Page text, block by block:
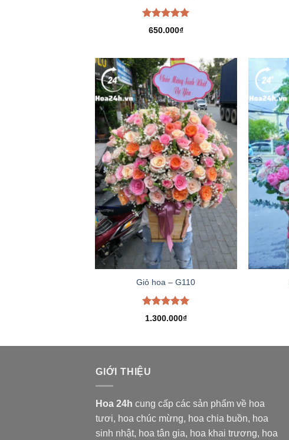
Được xếp
hạng5.00
650.000₫
Giỏ hoa – G110
Được xếp
hạng5.00
1.300.000₫
GIỚI THIỆU
Hoa 24h cung cấp các sản phẩm về hoa
tươi, hoa chúc mừng, hoa chia buồn, hoa
sinh nhật, hoa tân gia, hoa khai trương, hoa